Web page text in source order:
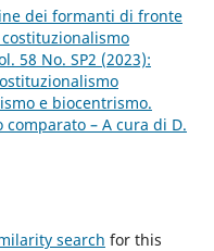
dei formanti di fronte
58 No. SP2 (2023):
e biocentrismo.
– A cura di D.
search for this